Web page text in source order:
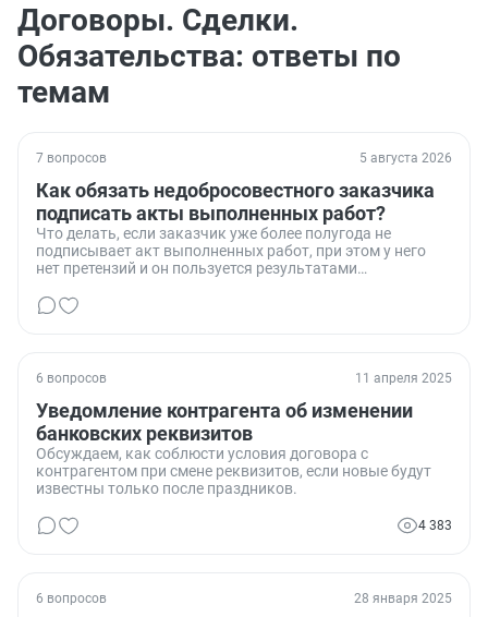
Договоры. Сделки.
Обязательства: ответы по
темам
7 вопросов 5 августа 2026
Как обязать недобросовестного заказчика
подписать акты выполненных работ?
Что делать, если заказчик уже более полугода не
подписывает акт выполненных работ, при этом у него
нет претензий и он пользуется результатами
6 вопросов 11 апреля 2025
Уведомление контрагента об изменении
банковских реквизитов
Обсуждаем, как соблюсти условия договора с
контрагентом при смене реквизитов, если новые будут
известны только после праздников.
4 383
6 вопросов 28 января 2025